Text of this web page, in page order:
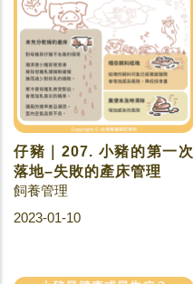
仔豬｜207. 小豬的第一次
落地–失敗的產床管理
飼養管理
2023-01-10